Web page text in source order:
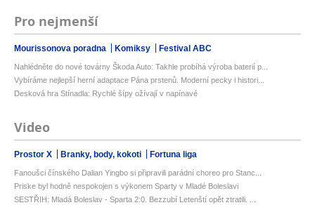
Pro nejmenší
Mourissonova poradna Komiksy Festival ABC
Nahlédněte do nové továrny Škoda Auto: Takhle probíhá výroba baterií p...
Vybíráme nejlepší herní adaptace Pána prstenů. Moderní pecky i histori...
Desková hra Stínadla: Rychlé šípy ožívají v napínavé
Video
Prostor X Branky, body, kokoti Fortuna liga
Fanoušci čínského Dalian Yingbo si připravili parádní choreo pro Stanc...
Priske byl hodně nespokojen s výkonem Sparty v Mladé Boleslavi
SESTŘIH: Mladá Boleslav - Sparta 2:0. Bezzubí Letenští opět ztratili. ...